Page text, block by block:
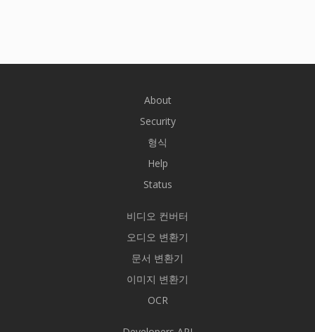
About
Security
형식
Help
Status
비디오 컨버터
오디오 변환기
문서 변환기
이미지 변환기
OCR